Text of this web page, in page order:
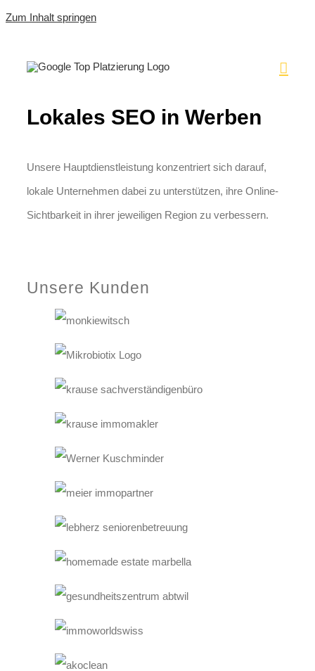
Zum Inhalt springen
Lokales SEO in Werben
Unsere Hauptdienstleistung konzentriert sich darauf,
lokale Unternehmen dabei zu unterstützen, ihre Online-
Sichtbarkeit in ihrer jeweiligen Region zu verbessern.
Unsere Kunden